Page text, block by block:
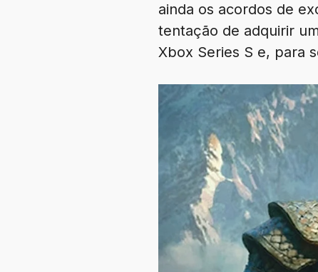
ainda os acordos de
tentação de adquirir
Xbox Series S e, para